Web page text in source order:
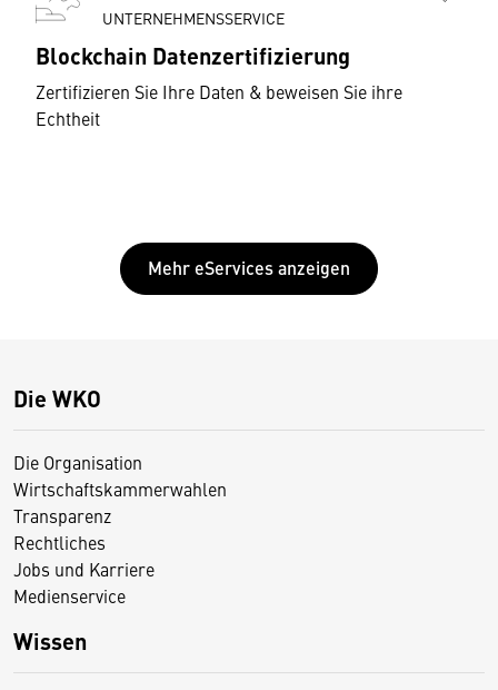
UNTERNEHMENSSERVICE
Blockchain Datenzertifizierung
Zertifizieren Sie Ihre Daten & beweisen Sie ihre
Echtheit
Mehr eServices anzeigen
Die WKO
Die Organisation
Wirtschaftskammerwahlen
Transparenz
Rechtliches
Jobs und Karriere
Medienservice
Wissen